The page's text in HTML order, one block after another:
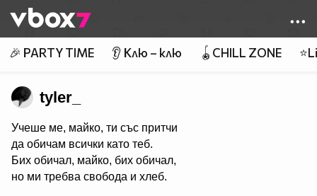
👾
🎉 PARTY TIME 👂 Клю – клю 🪀CHILL ZONE
tyler_
Учеше ме, майко, ти със притчи
да обичам всички като теб.
Бих обичал, майко, бих обичал,
но ми требва свобода и хлеб.